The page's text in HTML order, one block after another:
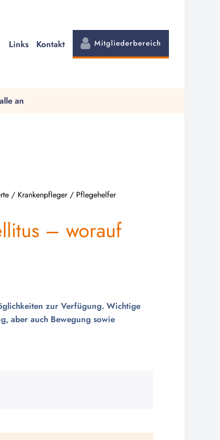
Links Kontakt Mitgliederbereich
an
/ Krankenpfleger / Pflegehelfer
– worauf
zur Verfügung. Wichtige
aber auch Bewegung sowie